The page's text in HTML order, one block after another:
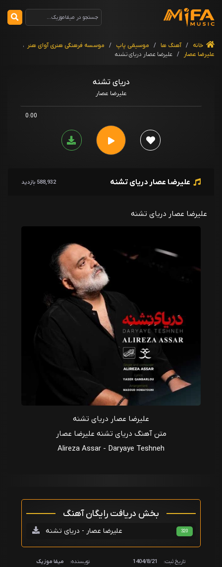
خانه / آهنگ ها / موسیقی پاپ / موسسه فرهنگی هنری آوای هنر ،
علیرضا عصار
/ علیرضا عصار دریای تشنه
دریای تشنه
علیرضا عصار
0:00
علیرضا عصار دریای تشنه 588,932 بازدید
علیرضا عصار دریای تشنه
علیرضا عصار دریای تشنه
متن آهنگ دریای تشنه علیرضا عصار
Alireza Assar - Daryaye Teshneh
بخش دریافت رایگان آهنگ
علیرضا عصار - دریای تشنه 320
تاریخ ثبت: 1404/8/21 نویسنده: میفا موزیک